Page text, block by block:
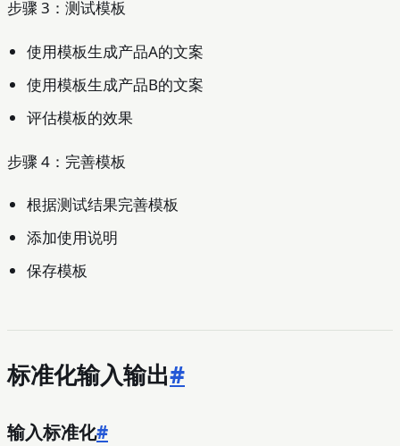
步骤 3：测试模板
使用模板生成产品A的文案
使用模板生成产品B的文案
评估模板的效果
步骤 4：完善模板
根据测试结果完善模板
添加使用说明
保存模板
标准化输入输出#
输入标准化#